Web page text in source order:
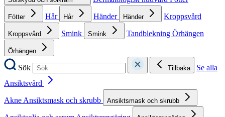
Fötter Hår Hår Händer Händer Kroppsvård
Kroppsvård Smink Smink Tandblekning Örhängen
Örhängen
Sök Tillbaka
Se alla
Ansiktsvård
AkneAnsiktsmask och skrubb Ansiktsmask och skrubb